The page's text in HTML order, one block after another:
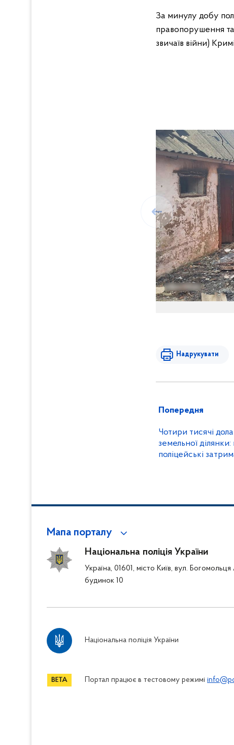
За минулу добу
правопорушення та
звичаїв війни)
Надрукувати
Попередня
Чотири тисячі
земельної
поліцейські
Мапа порталу
Національна поліція України
Україна, 01601, місто Київ, вул. Богомольця
будинок 10
Національна поліція України
Портал працює в тестовому режимі